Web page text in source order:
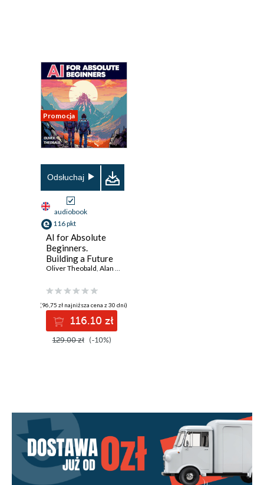
Promocja
Odsłuchaj
audiobook
116 pkt
AI for Absolute
Beginners.
Building a Future
Where Humans
Thrive Together: A
Non-Technical
Introduction to AI
Oliver Theobald, Alan Turton
(96,75 zł najniższa cena z 30 dni)
116.10 zł
129.00 zł (-10%)